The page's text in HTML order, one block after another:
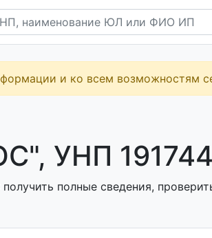
и ко всем возможностям
УНП
полные сведения, проверить